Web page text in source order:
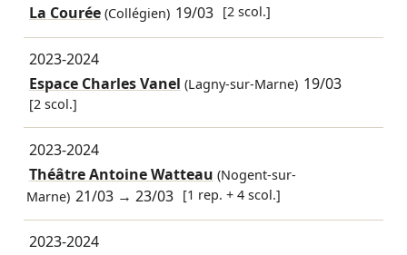
La Courée(Collégien) 19/03 [2 scol.]
2023-2024
Espace Charles Vanel (Lagny-sur-Marne) 19/03
[2 scol.]
2023-2024
Théâtre Antoine Watteau (Nogent-sur-
Marne) 21/03 →23/03 [1 rep. + 4 scol.]
2023-2024